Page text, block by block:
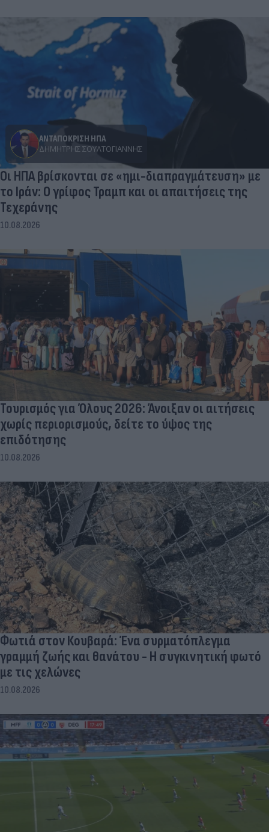
ΑΝΤΑΠΟΚΡΙΣΗ ΗΠΑ
ΔΗΜΉΤΡΗΣ ΣΟΥΛΤΟΓΙΆΝΝΗΣ
Οι ΗΠΑ βρίσκονται σε «ημι-διαπραγμάτευση» με
το Ιράν: Ο γρίφος Τραμπ και οι απαιτήσεις της
Τεχεράνης
10.08.2026
Τουρισμός για Όλους 2026: Άνοιξαν οι αιτήσεις
χωρίς περιορισμούς, δείτε το ύψος της
επιδότησης
10.08.2026
Φωτιά στον Κουβαρά: Ένα συρματόπλεγμα
γραμμή ζωής και θανάτου - Η συγκινητική φωτό
με τις χελώνες
10.08.2026